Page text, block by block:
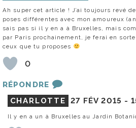
Ah super cet article ! J’ai toujours revé
poses différentes avec mon amoureux
sais pas si il y en a à Bruxelles, mais
par Paris prochainement, je ferai en
ceux que tu proposes
0
RÉPONDRE
CHARLOTTE
27 FÉV 2015 -
Il y en a un à Bruxelles au Jardin